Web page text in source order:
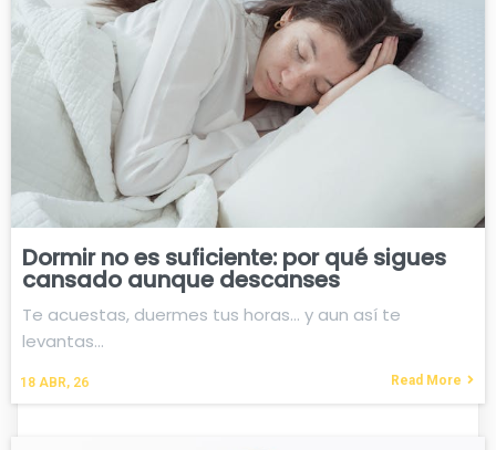
Dormir no es suficiente: por qué sigues
cansado aunque descanses
18 ABR, 26
Te acuestas, duermes tus horas… y aun así te
levantas…
Read More